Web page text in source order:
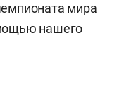
мира
нашего